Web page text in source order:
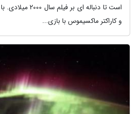
است تا دنباله ای
و کاراکتر ماکسیموس با بازی...